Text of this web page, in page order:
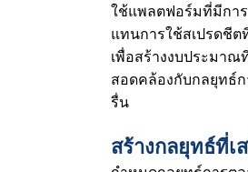
ใช้แพลตฟอร์มที่มีกา
แทนการใช้สเปรดชีต
เพื่อสร้างงบประมา
สอดคล้องกับกลยุทธ์
รื่น
สร้างกลยุทธ์ที่